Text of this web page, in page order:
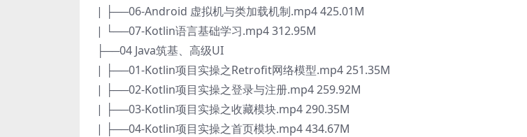
| ├──06-Android 虚拟机与类加载机制.mp4 425.01M
| └──07-Kotlin语言基础学习.mp4 312.95M
├──04 Java筑基、高级UI
| ├──01-Kotlin项目实操之Retrofit网络模型.mp4 251.35M
| ├──02-Kotlin项目实操之登录与注册.mp4 259.92M
| ├──03-Kotlin项目实操之收藏模块.mp4 290.35M
| ├──04-Kotlin项目实操之首页模块.mp4 434.67M